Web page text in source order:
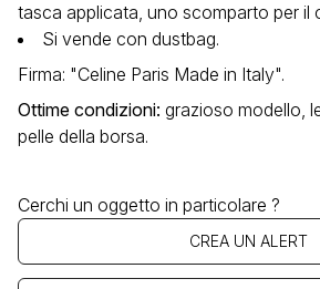
tasca applicata, uno scomparto per il
Si vende con dustbag.
Firma: "Celine Paris Made in Italy".
Ottime condizioni: grazioso modello,
pelle della borsa.
Cerchi un oggetto in particolare ?
CREA UN ALERT